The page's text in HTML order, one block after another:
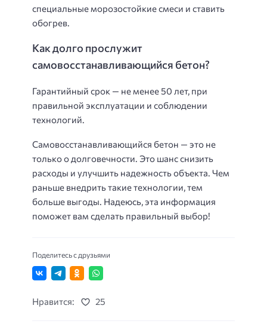
специальные морозостойкие смеси и ставить
обогрев.
Как долго прослужит
самовосстанавливающийся бетон?
Гарантийный срок — не менее 50 лет, при
правильной эксплуатации и соблюдении
технологий.
Самовосстанавливающийся бетон — это не
только о долговечности. Это шанс снизить
расходы и улучшить надежность объекта. Чем
раньше внедрить такие технологии, тем
больше выгоды. Надеюсь, эта информация
поможет вам сделать правильный выбор!
Поделитесь с друзьями
Нравится: 25